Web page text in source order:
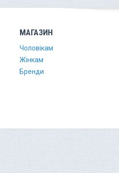
МАГАЗИН
Чоловікам
Жінкам
Бренди